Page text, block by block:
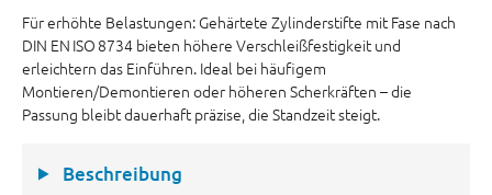
Für erhöhte Belastungen: Gehärtete Zylinderstifte mit Fase nach
DIN EN ISO 8734 bieten höhere Verschleißfestigkeit und
erleichtern das Einführen. Ideal bei häufigem
Montieren/Demontieren oder höheren Scherkräften – die
Passung bleibt dauerhaft präzise, die Standzeit steigt.
Beschreibung